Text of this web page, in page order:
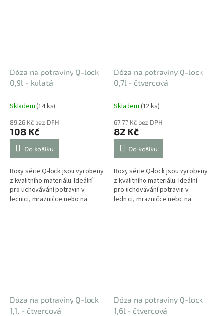
Dóza na potraviny Q-lock
0,9l - kulatá
Skladem (14 ks)
89,26 Kč bez DPH
108 Kč
Do košíku
Boxy série Q-lock jsou vyrobeny
z kvalitního materiálu. Ideální
pro uchovávání potravin v
lednici, mrazničce nebo na
cesty. Speciální odklápěcí víčko
Dóza na potraviny Q-lock
0,7l - čtvercová
Skladem (12 ks)
67,77 Kč bez DPH
82 Kč
Do košíku
Boxy série Q-lock jsou vyrobeny
z kvalitního materiálu. Ideální
pro uchovávání potravin v
lednici, mrazničce nebo na
cesty. Speciální odklápěcí víčko
Dóza na potraviny Q-lock
1,1l - čtvercová
Dóza na potraviny Q-lock
1,6l - čtvercová